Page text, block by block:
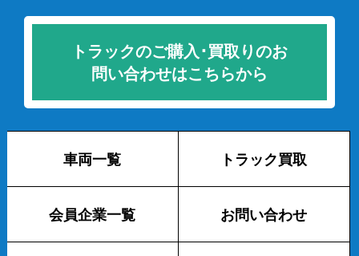
トラックのご購入･買取りのお
問い合わせはこちらから
車両一覧 トラック買取
会員企業一覧 お問い合わせ